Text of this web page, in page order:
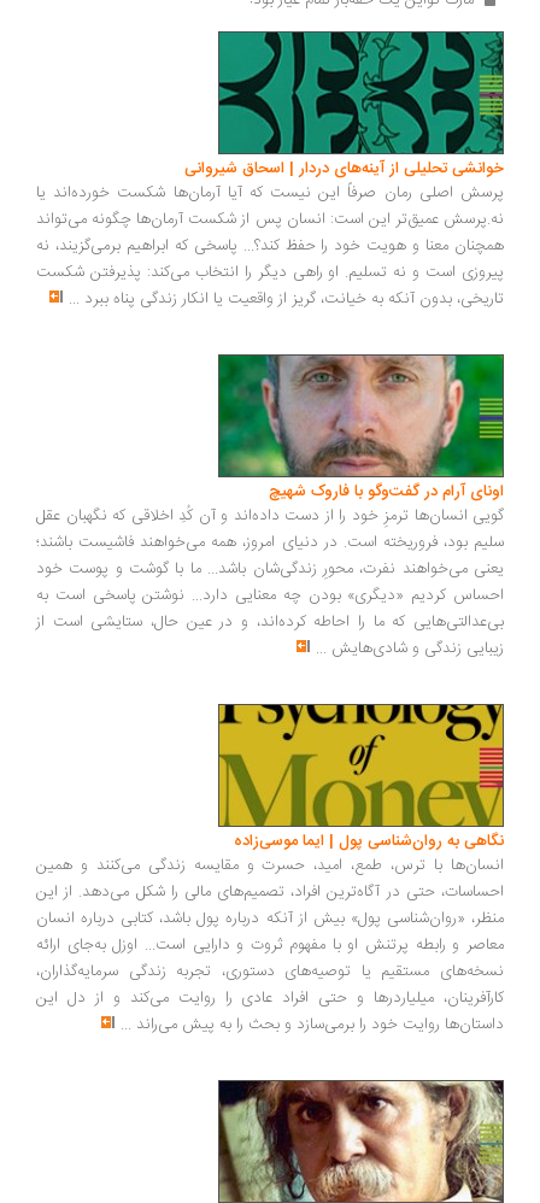
خوانشی تحلیلی از آینه‌های دردار | اسحاق شیروانی
پرسش اصلی رمان صرفاً این نیست که آیا آرمان‌ها شکست خورده‌اند یا
نه.پرسش عمیق‌تر این است: انسان پس از شکست آرمان‌ها چگونه می‌تواند
همچنان معنا و هویت خود را حفظ کند؟... پاسخی که ابراهیم برمی‌گزیند، نه
پیروزی است و نه تسلیم. او راهی دیگر را انتخاب می‌کند: پذیرفتن شکست
تاریخی، بدون آنکه به خیانت، گریز از واقعیت یا انکار زندگی پناه ببرد ...
اونای آرام در گفت‌وگو با فاروک شهیچ‭
گویی انسان‌ها ترمزِ خود را از دست داده‌اند و آن کُدِ اخلاقی که نگهبان عقل
سلیم بود، فروریخته است. در دنیای امروز، همه می‌خواهند فاشیست باشند؛
یعنی می‌خواهند نفرت، محورِ زندگی‌شان باشد... ما با گوشت و پوست خود
احساس کردیم «دیگری» بودن چه معنایی دارد... نوشتن پاسخی است به
بی‌عدالتی‌هایی که ما را احاطه کرده‌اند، و در عین حال، ستایشی است از
زیبایی زندگی و شادی‌هایش ...
نگاهی به روان‌شناسی پول | ایما موسی‌زاده
انسان‌ها با ترس، طمع، امید، حسرت و مقایسه زندگی می‌کنند و همین
احساسات، حتی در آگاه‌ترین افراد، تصمیم‌های مالی را شکل می‌دهد. از این
منظر، «روان‌شناسی پول» بیش از آنکه درباره پول باشد، کتابی درباره انسان
معاصر و رابطه پرتنش او با مفهوم ثروت و دارایی است... اوزل به‌جای ارائه
نسخه‌های مستقیم یا توصیه‌های دستوری، تجربه زندگی سرمایه‌گذاران،
کارآفرینان، میلیاردرها و حتی افراد عادی را روایت می‌کند و از دل این
داستان‌ها روایت خود را برمی‌سازد و بحث را به پیش می‌راند ...